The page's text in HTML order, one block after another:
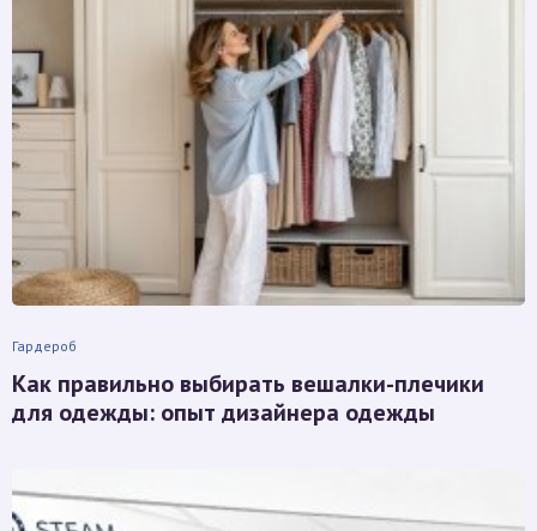
Гардероб
Как правильно выбирать вешалки-плечики
для одежды: опыт дизайнера одежды